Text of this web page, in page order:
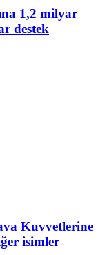
1,2 milyar
destek
Kuvvetlerine
isimler